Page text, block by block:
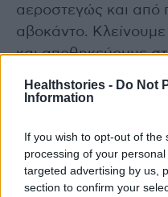
Healthstories - Do Not
Information
If you wish to opt-out of
processing of your
targeted advertising by us,
section to confirm your
αεροστεγώς και από
αβοκάντο. Κλείνουμε
και αποθηκεύουμε
πράσινου χρώματος
έρχεται σε επαφή με
φλούδα του
φρούτου δεν